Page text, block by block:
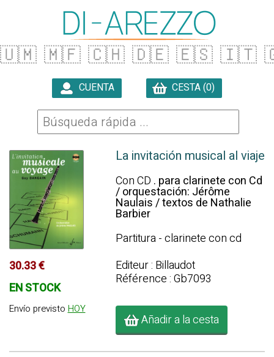
🇺🇲 🇲🇫 🇨🇭 🇩🇪 🇪🇸 🇮🇹
CUENTA CESTA (0)
30.33 €
EN STOCK
Envío previsto HOY
La invitación musical al viaje
Con CD . para clarinete con Cd
/ orquestación: Jérôme
Naulais / textos de Nathalie
Barbier
Partitura - clarinete con cd
Editeur : Billaudot
Référence : Gb7093
Añadir a la cesta